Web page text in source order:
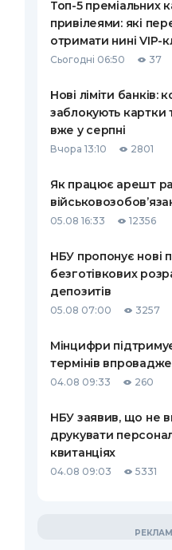
Топ-5 преміальних
привілеями: які
отримати нині VIP-
Сьогодні 06:50 37
Нові ліміти банків:
заблокують картки
вже у серпні
Вчора 13:10 2801
Як працює арешт
05.08 16:33 12356
НБУ пропонує нові
безготівкових
депозитів
05.08 07:00 3257
Мінцифри
термінів
04.08 09:33 260
НБУ заявив, що не
друкувати
квитанціях
04.08 09:03 5331